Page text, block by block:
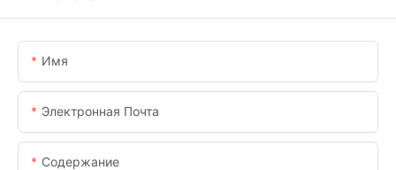
Имя
Электронная Почта
Содержание